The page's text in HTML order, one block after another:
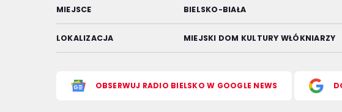
MIEJSCE BIELSKO-BIAŁA
LOKALIZACJA MIEJSKI DOM KULTURY WŁÓKNIARZY
OBSERWUJ RADIO BIELSKO W GOOGLE NEWS